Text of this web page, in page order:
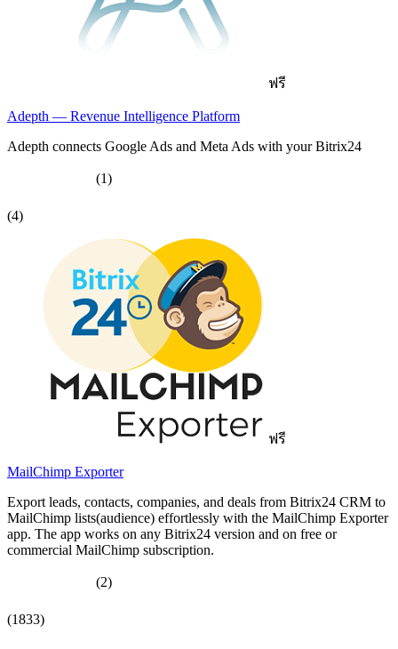
ฟรี
Adepth — Revenue Intelligence Platform
Adepth connects Google Ads and Meta Ads with your Bitrix24
(1)
(4)
ฟรี
MailChimp Exporter
Export leads, contacts, companies, and deals from Bitrix24 CRM to
MailChimp lists(audience) effortlessly with the MailChimp Exporter
app. The app works on any Bitrix24 version and on free or
commercial MailChimp subscription.
(2)
(1833)